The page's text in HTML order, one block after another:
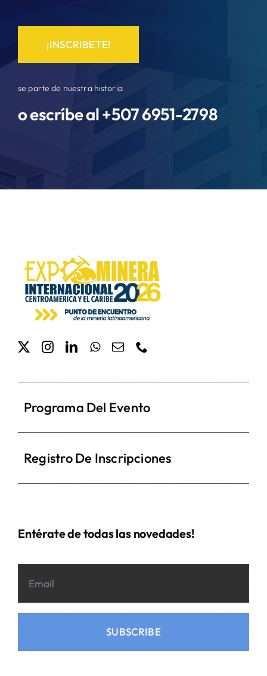
¡INSCRIBETE!
se parte de nuestra historia
o escríbe al +5076951-2798
Programa Del Evento
Registro De Inscripciones
Entérate de todas las novedades!
SUBSCRIBE